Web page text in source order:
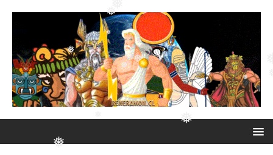
❅
❅
❅
❅
❅
❅
❅
❅